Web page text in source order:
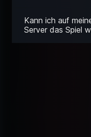
Kann ich auf
Server das Spiel